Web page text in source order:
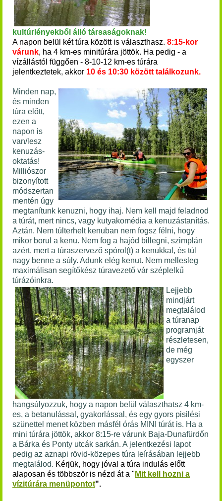
kultúrlényekből álló társaságoknak!
A napon belül két túra között is választhasz. 8:15-kor
várunk, ha 4 km-es minitúrára jöttök. Ha pedig - a
vízállástól függően - 8-10-12 km-es túrára
jelentkeztetek, akkor 10 és 10:30 között találkozunk.
Minden nap,
és minden
túra előtt,
ezen a
napon is
van/lesz
kenuzás-
oktatás!
Milliószor
bizonyított
módszertan
mentén úgy
megtanítunk kenuzni, hogy ihaj. Nem kell majd feladnod
a túrát, mert nincs, vagy kutyakomédia a kenuzástanítás.
Aztán. Nem túlterhelt kenuban nem fogsz félni, hogy
mikor borul a kenu. Nem fog a hajód billegni, szimplán
azért, mert a túraszervező spórol(t) a kenukkal, és túl
nagy benne a súly. Adunk elég kenut. Nem mellesleg
maximálisan segítőkész túravezető vár széplelkű
túrázóinkra.
Lejjebb
mindjárt
megtalálod
a túranap
programját
részletesen,
de még
egyszer
hangsúlyozzuk, hogy a napon belül választhatsz 4 km-
es, a betanulással, gyakorlással, és egy gyors pisilési
szünettel menet közben másfél órás MINI túrát is. Ha a
mini túrára jöttök, akkor 8:15-re várunk Baja-Dunafürdőn
a Bárka és Ponty utcák sarkán. A jelentkezési lapot
pedig az aznapi rövid-közepes túra leírásában lejjebb
megtalálod. Kérjük, hogy jóval a túra indulás előtt
alaposan és többször is nézd át a " Mit kell hozni a
vízitúrára menüpontot".